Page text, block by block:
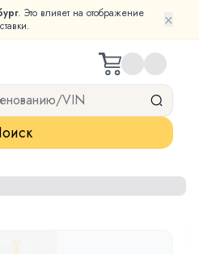
. Это влияет на отображение
×